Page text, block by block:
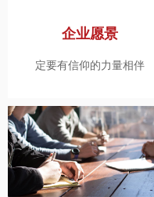
企业愿景
定要有信仰的力量相伴